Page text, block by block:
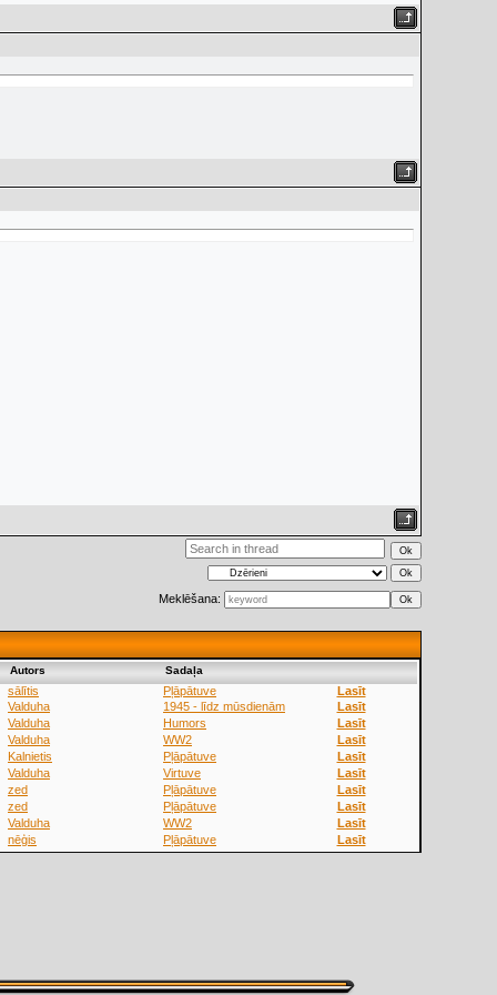
Meklēšana:
Аutors Sadaļa
sālītis Pļāpātuve
Lasīt
Valduha
1945 - līdz mūsdienām
Lasīt
Valduha
Humors
Lasīt
Valduha
WW2
Lasīt
Kalnietis
Pļāpātuve
Lasīt
Valduha
Virtuve
Lasīt
zed
Pļāpātuve
Lasīt
zed
Pļāpātuve
Lasīt
Valduha
WW2
Lasīt
nēģis
Pļāpātuve Lasīt